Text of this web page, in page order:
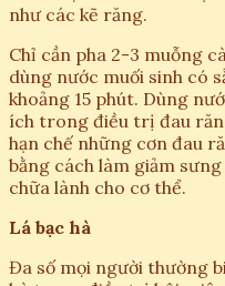
như các kẽ răng.
Chỉ cần pha 2-3 muỗng
dùng nước muối sinh có
khoảng 15 phút. Dùng
ích trong điều trị đau
hạn chế những cơn đau
bằng cách làm giảm
chữa lành cho cơ thể.
Lá bạc hà
Đa số mọi người thường